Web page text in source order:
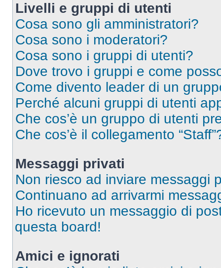
Livelli e gruppi di utenti
Cosa sono gli amministratori?
Cosa sono i moderatori?
Cosa sono i gruppi di utenti?
Dove trovo i gruppi e come
Come divento leader di un
Perché alcuni gruppi di utenti
Che cos’è un gruppo di utenti
Che cos’è il collegamento
Messaggi privati
Non riesco ad inviare messaggi
Continuano ad arrivarmi
Ho ricevuto un messaggio di
questa board!
Amici e ignorati